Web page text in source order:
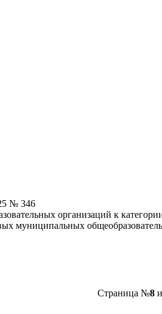
№ 346
организаций к
муниципальных
Страница №8